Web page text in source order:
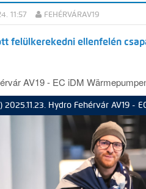
11:57 FEHÉRVÁRAV19
felülkerekedni ellenfelén
AV19 - EC iDM
2025.11.23. Hydro Fehérvár AV19 -